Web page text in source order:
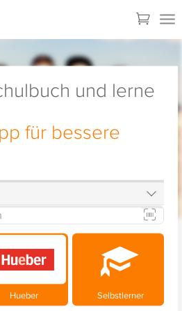
und lerne
für bessere
Hueber Selbstlerner